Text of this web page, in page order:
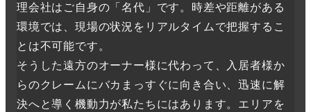
理会社はご自身の「名代」です。時差や距離がある
環境では、現場の状況をリアルタイムで把握するこ
とは不可能です。
そうした遠方のオーナー様に代わって、入居者様か
らのクレームにバカまっすぐに向き合い、迅速に解
決へと導く機動力が私たちにはあります。エリアを